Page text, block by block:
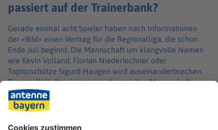
passiert auf der Trainerbank?
Gerade einmal acht Spieler haben nach Informationen
der «Bild» einen Vertrag für die Regionalliga, die schon
Ende Juli beginnt. Die Mannschaft um klangvolle Namen
wie Kevin Volland, Florian Niederlechner oder
Toptorschütze Sigurd Haugen wird auseinanderbrechen.
Personell dürfte einiges von der zweiten Mannschaft
abhängen. Die U21 schloss die Saison in der 5. Liga
immerhin als Spitzenreiter ab. Trainer Alper Kayabunar
wird schon als Nachfolger von Markus Kauczinski
gehandelt, sollte dieser nicht den Weg in die